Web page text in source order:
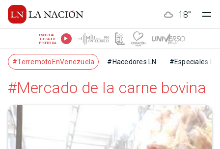
18°
ESCUCHÁ
TU RADIO
PREFERIDA
#TerremotoEnVenezuela #Hacedores LN #Especiales LN
#Mercado de la carne bovina